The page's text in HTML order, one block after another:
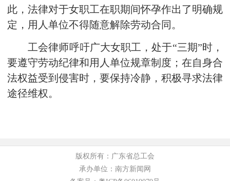
此，法律对于女职工在职期间怀孕作出了明确规
定，用人单位不得随意解除劳动合同。
工会律师呼吁广大女职工，处于“三期”时，
要遵守劳动纪律和用人单位规章制度；在自身合
法权益受到侵害时，要保持冷静，积极寻求法律
途径维权。
版权所有：广东省总工会
承办单位：南方新闻网